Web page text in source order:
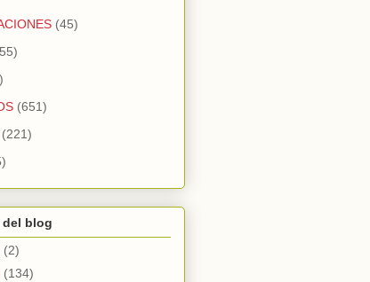
(45)
(651)
(221)
blog
(2)
(134)